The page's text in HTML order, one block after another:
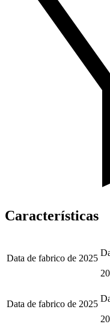
Características
Data de fabrico de 2025
Data de fabrico de 2025